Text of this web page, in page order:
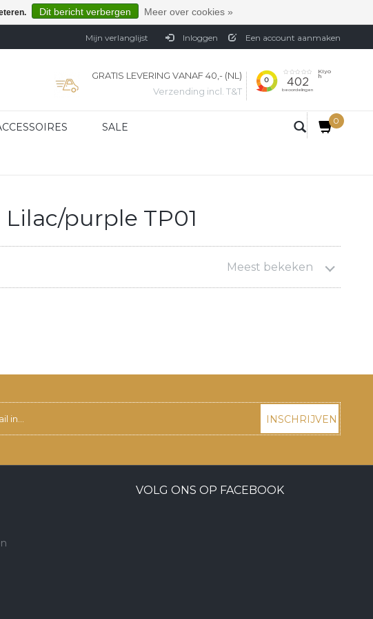
Mijn verlanglijst Inloggen Een account aanmaken
GRATIS LEVERING VANAF 40,- (NL)
Verzending incl. T&T
SALE
0
purple TP01
Meest bekeken
INSCHRIJVEN
VOLG ONS OP FACEBOOK
Dit bericht verbergen Meer over cookies »